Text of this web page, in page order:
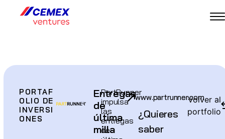
PORTAF
OLIO DE
INVERSI
ONES
Entregas
de
última
milla
PartRunner
impulsa
las
entregas
de
www.partrunner.com
¿Quieres
saber
Volver al
portfolio